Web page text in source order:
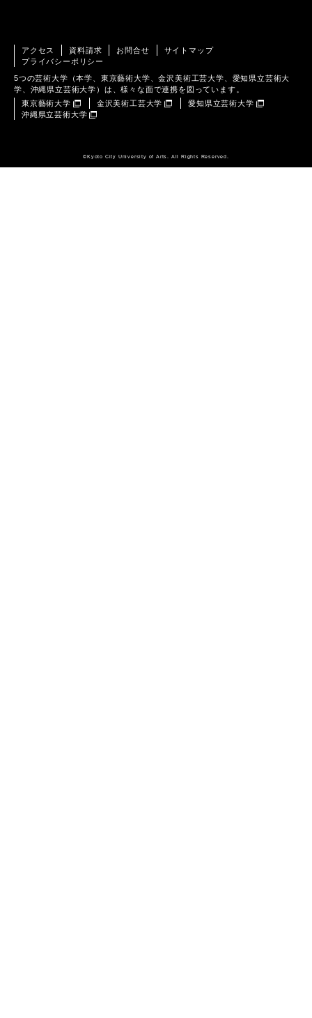
アクセス 資料請求 お問合せ
サイトマップ
プライバシーポリシー
5つの芸術大学（本学、東京藝術大学、金沢美術工芸大学、愛知県立芸術大
学、沖縄県立芸術大学）は、様々な面で連携を図っています。
東京藝術大学
金沢美術工芸大学
愛知県立芸術大学
沖縄県立芸術大学
©️Kyoto City University of Arts. All Rights Reserved.